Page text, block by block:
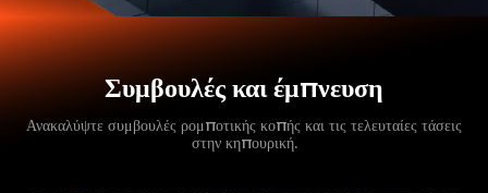
Συμβουλές και έμπνευση
Ανακαλύψτε συμβουλές ρομποτικής κοπής και τις τελευταίες τάσεις
στην κηπουρική.